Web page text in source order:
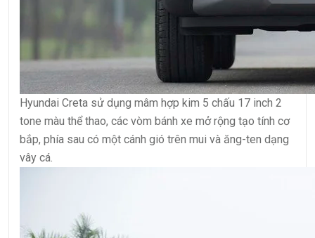
Hyundai Creta sử dụng mâm hợp kim 5 chấu 17 inch 2
tone màu thể thao, các vòm bánh xe mở rộng tạo tính cơ
bắp, phía sau có một cánh gió trên mui và ăng-ten dạng
vây cá.